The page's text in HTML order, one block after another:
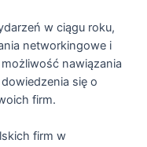
w ciągu roku,
networkingowe i
nawiązania
się o
firm.
firm w